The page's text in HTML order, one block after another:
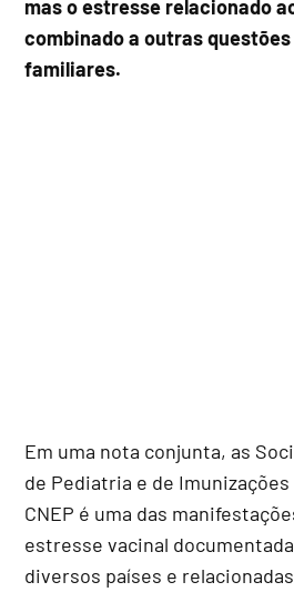
mas o estresse relacionado
combinado a outras
familiares.
Em uma nota conjunta, as
de Pediatria e de
CNEP é uma das
estresse vacinal
diversos países e